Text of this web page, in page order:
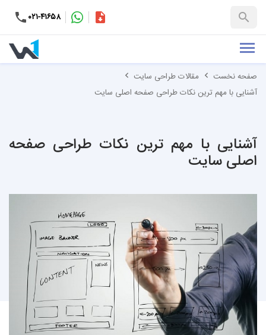
۰۲۱-۴۱۶۵۸
+۹۸-کاتالوگ
صفحه نخست
مقالات طراحی سایت
آشنایی با مهم ترین نکات طراحی صفحه اصلی سایت
آشنایی با مهم ترین نکات طراحی صفحه
اصلی سایت